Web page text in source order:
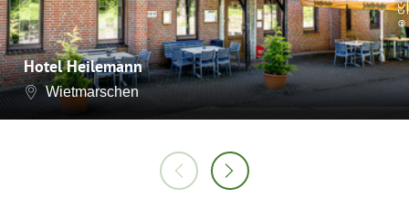
Hotel Heilemann
Wietmarschen
©